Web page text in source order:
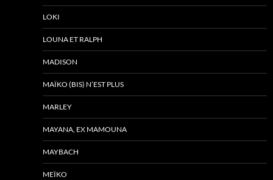
LOKI
LOUNA ET RALPH
MADISON
MAÏKO (BIS) N’EST PLUS
MARLEY
MAYANA, EX MAMOUNA
MAYBACH
MEÏKO